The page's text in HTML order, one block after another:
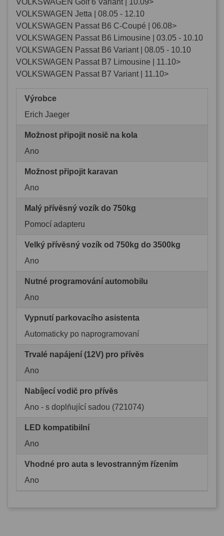
VOLKSWAGEN Jetta | 08.05 - 12.10
VOLKSWAGEN Passat B6 C-Coupé | 06.08>
VOLKSWAGEN Passat B6 Limousine | 03.05 - 10.10
VOLKSWAGEN Passat B6 Variant | 08.05 - 10.10
VOLKSWAGEN Passat B7 Limousine | 11.10>
VOLKSWAGEN Passat B7 Variant | 11.10>
Výrobce
Erich Jaeger
Možnost připojit nosič na kola
Ano
Možnost připojit karavan
Ano
Malý přívěsný vozík do 750kg
Pomocí adapteru
Velký přívěsný vozík od 750kg do 3500kg
Ano
Nutné programování automobilu
Ano
Vypnutí parkovacího asistenta
Automaticky po naprogramovaní
Trvalé napájení (12V) pro přívěs
Ano
Nabíjecí vodič pro přívěs
Ano - s doplňující sadou (721074)
LED kompatibilní
Ano
Vhodné pro auta s levostranným řízením
Ano